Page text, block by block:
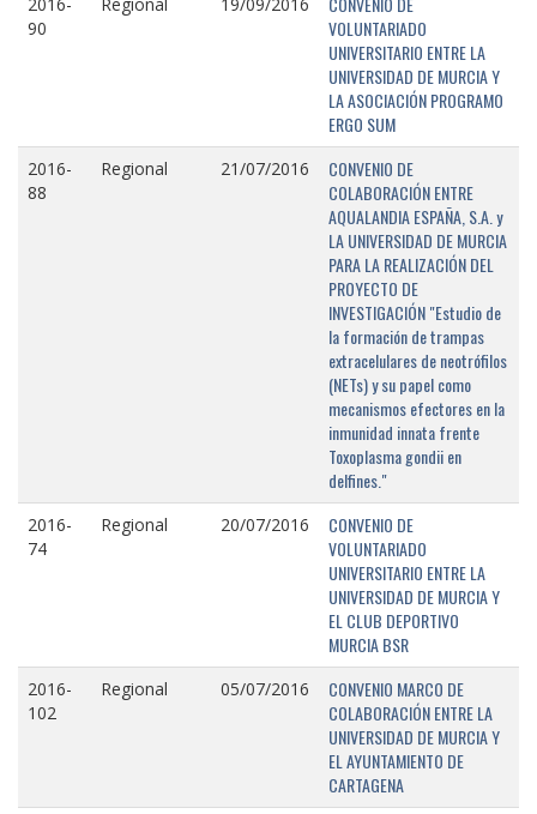
90
VOLUNTARIADO
UNIVERSITARIO ENTRE LA
UNIVERSIDAD DE MURCIA Y
LA ASOCIACIÓN PROGRAMO
ERGO SUM
2016-
88
Regional 21/07/2016
CONVENIO DE
COLABORACIÓN ENTRE
AQUALANDIA ESPAÑA, S.A. y
LA UNIVERSIDAD DE MURCIA
PARA LA REALIZACIÓN DEL
PROYECTO DE
INVESTIGACIÓN "Estudio de
la formación de trampas
extracelulares de neotrófilos
(NETs) y su papel como
mecanismos efectores en la
inmunidad innata frente
Toxoplasma gondii en
delfines."
2016-
74
Regional 20/07/2016
CONVENIO DE
VOLUNTARIADO
UNIVERSITARIO ENTRE LA
UNIVERSIDAD DE MURCIA Y
EL CLUB DEPORTIVO
MURCIA BSR
2016-
102
Regional 05/07/2016
CONVENIO MARCO DE
COLABORACIÓN ENTRE LA
UNIVERSIDAD DE MURCIA Y
EL AYUNTAMIENTO DE
CARTAGENA